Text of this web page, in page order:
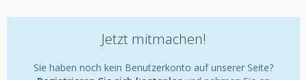
Jetzt mitmachen!
Sie haben noch kein Benutzerkonto auf unserer Seite?